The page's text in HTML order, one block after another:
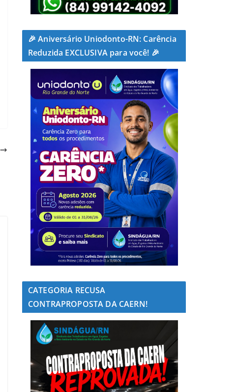
🎉 Aniversário Uniodonto-RN: Carência
Reduzida EXCLUSIVA para você! 🎉
CATEGORIA RECUSA
CONTRAPROPOSTA DA CAERN!